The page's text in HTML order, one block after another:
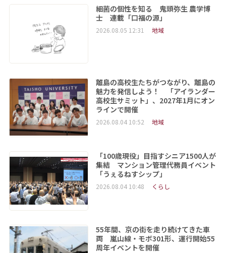
細菌の個性を知る 鬼頭弥生 農学博
士 連載「口福の源」
2026.08.05 12:31 地域
離島の高校生たちがつながり、離島の
魅力を発信しよう！ 「アイランダー
高校生サミット」、2027年1月にオン
ラインで開催
2026.08.04 10:52 地域
「100歳現役」目指すシニア1500人が
集結 マンション管理代務員イベント
「うぇるねすシップ」
2026.08.04 10:48 くらし
55年間、京の街を走り続けてきた車
両 嵐山線・モボ301形、運行開始55
周年イベントを開催